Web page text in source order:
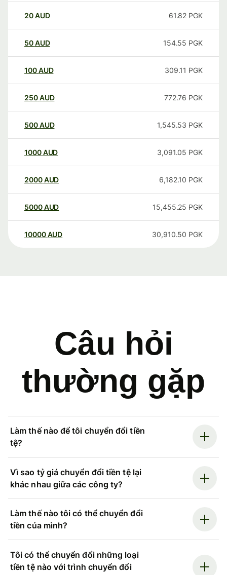
20AUD 61.82 PGK
50AUD 154.55 PGK
100AUD 309.11 PGK
250AUD 772.76 PGK
500AUD 1,545.53 PGK
1000AUD 3,091.05 PGK
2000AUD 6,182.10 PGK
5000AUD 15,455.25 PGK
10000 AUD 30,910.50 PGK
Câu hỏi
thường gặp
Làm thế nào để tôi chuyển đổi tiền
tệ?
Vì sao tỷ giá chuyển đổi tiền tệ lại
khác nhau giữa các công ty?
Làm thế nào tôi có thể chuyển đổi
tiền của mình?
Tôi có thể chuyển đổi những loại
tiền tệ nào với trình chuyển đổi